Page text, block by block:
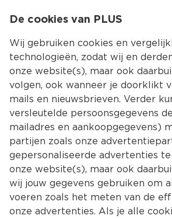
De cookies van PLUS
Wij gebruiken cookies en
technologieën, zodat wij en
onze website(s), maar ook
volgen, ook wanneer je doorklikt
mails en nieuwsbrieven. Verder
versleutelde persoonsgegevens
mailadres en aankoopgegevens)
partijen zoals onze
gepersonaliseerde advertenties
onze website(s), maar ook
wij jouw gegevens gebruiken om
voeren zoals het meten van de
onze advertenties. Als je alle